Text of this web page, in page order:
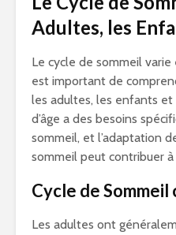
Adultes, les
Le cycle de sommeil
est important de
les adultes, les enfants et
d’âge a des besoins
sommeil, et l’adaptation
sommeil peut contribuer
Cycle de
Les adultes ont